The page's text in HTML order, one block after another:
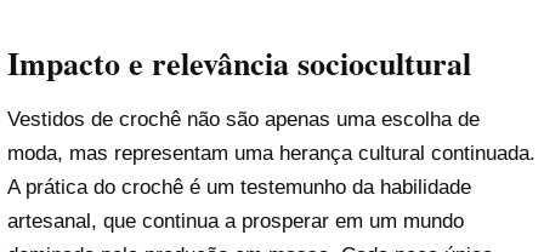
Impacto e relevância sociocultural
Vestidos de crochê não são apenas uma escolha de
moda, mas representam uma herança cultural continuada.
A prática do crochê é um testemunho da habilidade
artesanal, que continua a prosperar em um mundo